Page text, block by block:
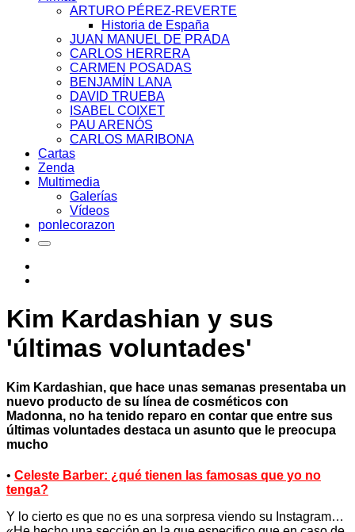
ARTURO PÉREZ-REVERTE
Historia de España
JUAN MANUEL DE PRADA
CARLOS HERRERA
CARMEN POSADAS
BENJAMÍN LANA
DAVID TRUEBA
ISABEL COIXET
PAU ARENÓS
CARLOS MARIBONA
Cartas
Zenda
Multimedia
Galerías
Vídeos
ponlecorazon
Kim Kardashian y sus
'últimas voluntades'
Kim Kardashian, que hace unas semanas presentaba un
nuevo producto de su línea de cosméticos con
Madonna, no ha tenido reparo en contar que entre sus
últimas voluntades destaca un asunto que le preocupa
mucho
• Celeste Barber: ¿qué tienen las famosas que yo no
tenga?
Y lo cierto es que no es una sorpresa viendo su Instagram…